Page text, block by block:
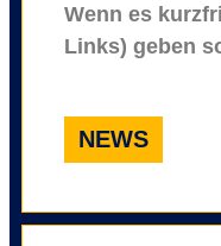
Wenn es
Links) geben
NEWS